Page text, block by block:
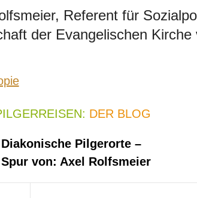
Referent für
der Evangelischen Kirche
DER BLOG
Pilgerorte –
von: Axel Rolfsmeier